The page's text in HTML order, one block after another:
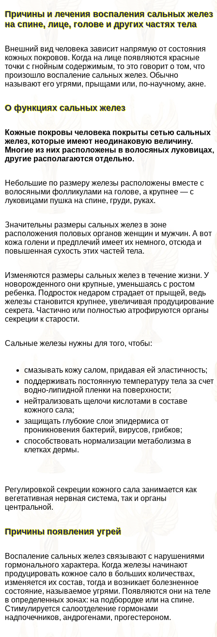
Причины и лечения воспаления сальных желез
на спине, лице, голове и других частях тела
Внешний вид человека зависит напрямую от состояния
кожных покровов. Когда на лице появляются красные
точки с гнойным содержимым, то это говорит о том, что
произошло воспаление сальных желез. Обычно
называют его угрями, прыщами или, по-научному, акне.
О функциях сальных желез
Кожные покровы человека покрыты сетью сальных
желез, которые имеют неодинаковую величину.
Многие из них расположены в волосяных луковицах,
другие располагаются отдельно.
Небольшие по размеру железы расположены вместе с
волосяными фолликулами на голове, а крупнее — с
луковицами пушка на спине, гpyди, руках.
Значительны размеры сальных желез в зоне
расположения пoлoвых органов женщин и мужчин. А вот
кожа голени и предплечий имеет их немного, отсюда и
повышенная сухость этих частей тела.
Изменяются размеры сальных желез в течение жизни. У
новорожденного они крупные, уменьшаясь с ростом
ребенка. Подросток недаром страдает от прыщей, ведь
железы становится крупнее, увеличивая продуцирование
секрета. Частично или полностью атрофируются органы
секреции к старости.
Сальные железы нужны для того, чтобы:
смазывать кожу салом, придавая ей эластичность;
поддерживать постоянную температуру тела за счет
водно-липидной пленки на поверхности;
нейтрализовать щелочи кислотами в составе
кожного сала;
защищать глубокие слои эпидермиса от
проникновения бактерий, вирусов, грибков;
способствовать нормализации метаболизма в
клетках дермы.
Регулировкой секреции кожного сала занимается как
вегетативная нервная система, так и органы
центральной.
Причины появления угрей
Воспаление сальных желез связывают с нарушениями
гормонального хаpaктера. Когда железы начинают
продуцировать кожное сало в больших количествах,
изменяется их состав, тогда и возникает болезненное
состояние, называемое угрями. Появляются они на теле
в определенных зонах: на подбородке или на спине.
Стимулируется салоотделение гормонами
надпочечников, андрогенами, прогестероном.